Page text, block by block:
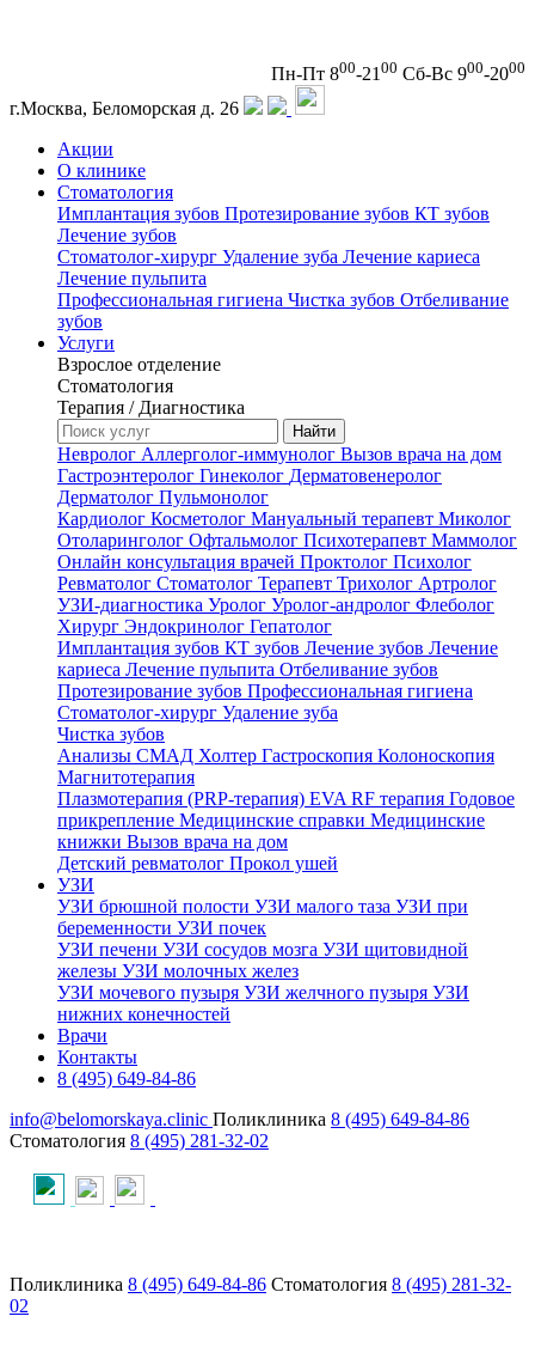
Пн-Пт 800-21 00 Сб-Вс 900-2000
г.Москва, Беломорская д. 26
Акции
О клинике
Стоматология
Имплантация зубов Протезирование зубов КТ зубов
Лечение зубов
Стоматолог-хирург Удаление зуба Лечение кариеса
Лечение пульпита
Профессиональная гигиена Чистка зубов Отбеливание
зубов
Услуги
Взрослое отделение
Стоматология
Терапия / Диагностика
Невролог Аллерголог-иммунолог Вызов врача на дом
Гастроэнтеролог Гинеколог Дерматовенеролог
Дерматолог Пульмонолог
Кардиолог Косметолог Мануальный терапевт Миколог
Отоларинголог Офтальмолог Психотерапевт Маммолог
Онлайн консультация врачей Проктолог Психолог
Ревматолог Стоматолог Терапевт Трихолог Артролог
УЗИ-диагностика Уролог Уролог-андролог Флеболог
Хирург Эндокринолог Гепатолог
Имплантация зубов КТ зубов Лечение зубов Лечение
кариеса Лечение пульпита Отбеливание зубов
Протезирование зубов Профессиональная гигиена
Стоматолог-хирург Удаление зуба
Чистка зубов
Анализы СМАД Холтер Гастроскопия Колоноскопия
Магнитотерапия
Плазмотерапия (PRP-терапия) EVA RF терапия Годовое
прикрепление Медицинские справки Медицинские
книжки Вызов врача на дом
Детский ревматолог Прокол ушей
УЗИ
УЗИ брюшной полости УЗИ малого таза УЗИ при
беременности УЗИ почек
УЗИ печени УЗИ сосудов мозга УЗИ щитовидной
железы УЗИ молочных желез
УЗИ мочевого пузыря УЗИ желчного пузыря УЗИ
нижних конечностей
Врачи
Контакты
8 (495) 649-84-86
info@belomorskaya.clinic Поликлиника 8 (495) 649-84-86
Стоматология 8 (495) 281-32-02
Поликлиника 8 (495) 649-84-86 Стоматология 8 (495) 281-32-
02